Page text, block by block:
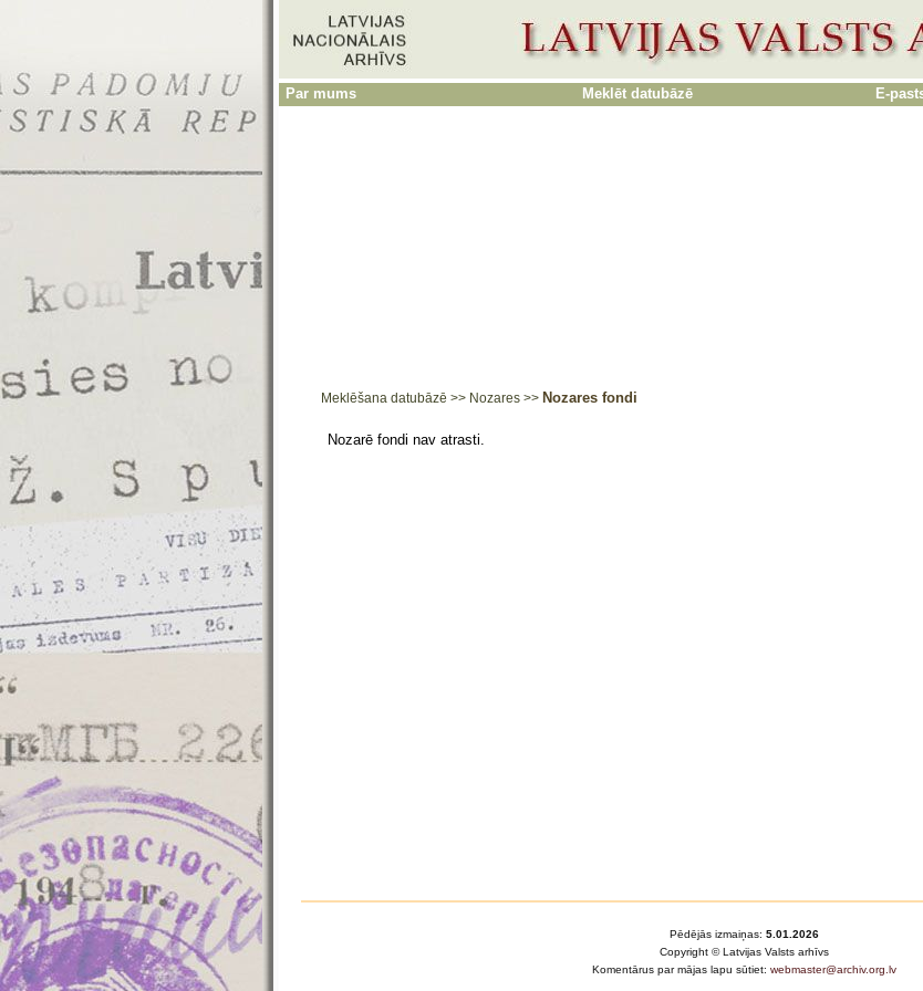
Par mums Meklēt datubāzē E-
Meklēšana datubāzē >> Nozares >> Nozares fondi
Nozarē fondi nav atrasti.
Pēdējās izmaiņas: 5.01.2026
Copyright © Latvijas Valsts arhīvs
Komentārus par mājas lapu sūtiet: webmaster@archiv.org.lv